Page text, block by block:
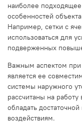
наиболее
особенностей
Например, сетки с
использоваться для
подверженных
Важным аспектом при
является ее
системы наружного
рассчитаны на
обладать
воздействиям.